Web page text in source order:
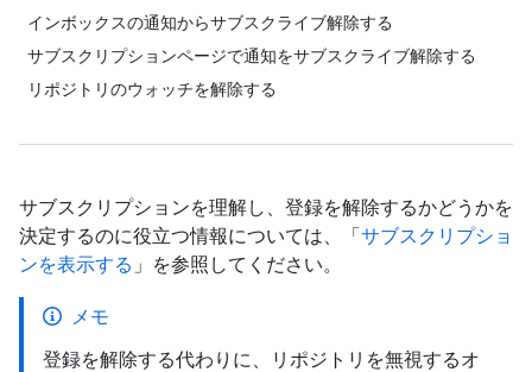
インボックスの通知からサブスクライブ解除する
サブスクリプションページで通知をサブスクライブ解除する
リポジトリのウォッチを解除する
サブスクリプションを理解し、登録を解除するかどうかを
決定するのに役立つ情報については、「サブスクリプショ
ンを表示する 」を参照してください。
メモ
登録を解除する代わりに、リポジトリを無視するオ